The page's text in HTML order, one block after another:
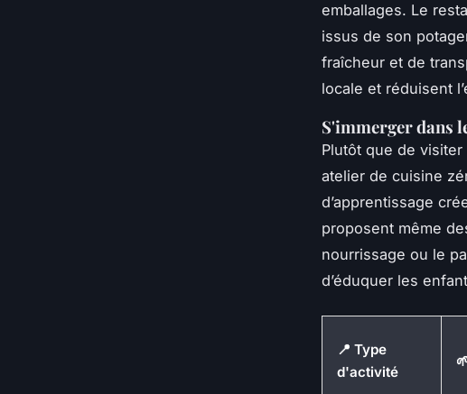
emballages. Le
issus de son
fraîcheur et de
locale et réduisent
S'immerger dans
Plutôt que de
atelier de cuisine
d’apprentissage
proposent même
nourrissage ou le
d’éduquer les
📍 Type
d'activité